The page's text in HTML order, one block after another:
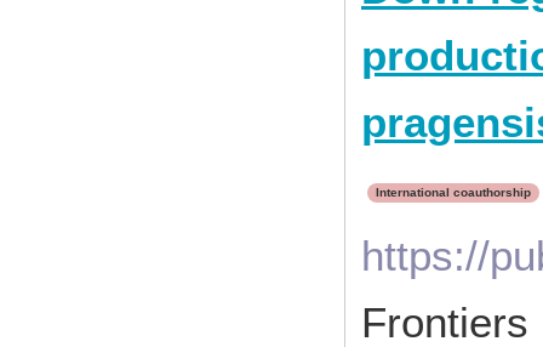
International coauthorship
https://